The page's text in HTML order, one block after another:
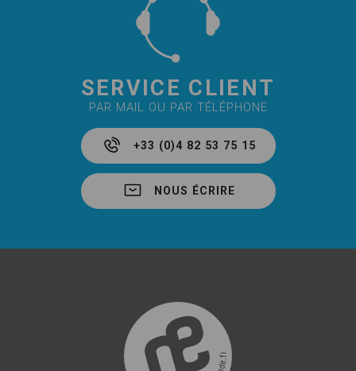
SERVICE CLIENT
PAR MAIL OU PAR TÉLÉPHONE
+33 (0)4 82 53 75 15
NOUS ÉCRIRE